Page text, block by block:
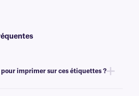
imprimer sur ces étiquettes ?